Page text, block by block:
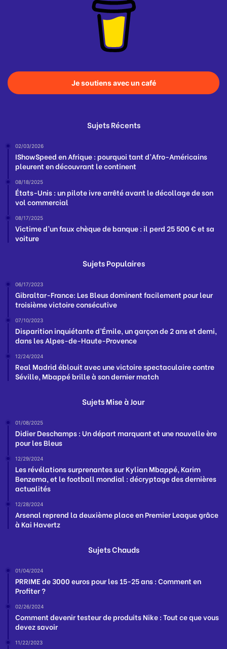
Je soutiens avec un café
Sujets Récents
02/03/2026
IShowSpeed en Afrique : pourquoi tant d’Afro-Américains
pleurent en découvrant le continent
08/18/2025
États-Unis : un pilote ivre arrêté avant le décollage de son
vol commercial
08/17/2025
Victime d’un faux chèque de banque : il perd 25 500 € et sa
voiture
Sujets Populaires
06/17/2023
Gibraltar-France: Les Bleus dominent facilement pour leur
troisième victoire consécutive
07/10/2023
Disparition inquiétante d’Émile, un garçon de 2 ans et demi,
dans les Alpes-de-Haute-Provence
12/24/2024
Real Madrid éblouit avec une victoire spectaculaire contre
Séville, Mbappé brille à son dernier match
Sujets Mise à Jour
01/08/2025
Didier Deschamps : Un départ marquant et une nouvelle ère
pour les Bleus
12/29/2024
Les révélations surprenantes sur Kylian Mbappé, Karim
Benzema, et le football mondial : décryptage des dernières
actualités
12/28/2024
Arsenal reprend la deuxième place en Premier League grâce
à Kai Havertz
Sujets Chauds
01/04/2024
PRRIME de 3000 euros pour les 15-25 ans : Comment en
Profiter ?
02/26/2024
Comment devenir testeur de produits Nike : Tout ce que vous
devez savoir
11/22/2023